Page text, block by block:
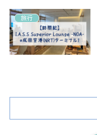
旅行